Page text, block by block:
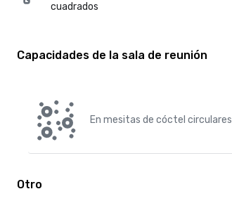
cuadrados
Capacidades de la sala de reunión
En mesitas de cóctel circulares
Otro